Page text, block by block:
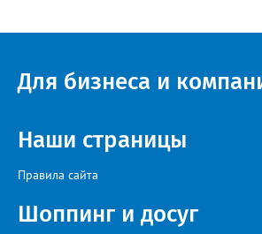
возможность улучшить свои позиции в
лидирует «Звезда» из Чебаркуля, в первую
две челябинские команды – «Спартак» и
Для бизнеса и
Наши страницы
Правила сайта
Шоппинг и досуг